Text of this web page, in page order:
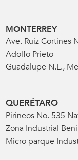
MONTERREY
Ave. Ruiz Cortines
Adolfo Prieto
Guadalupe N.L.,
QUERÉTARO
Pirineos No. 535
Zona Industrial
Micro parque